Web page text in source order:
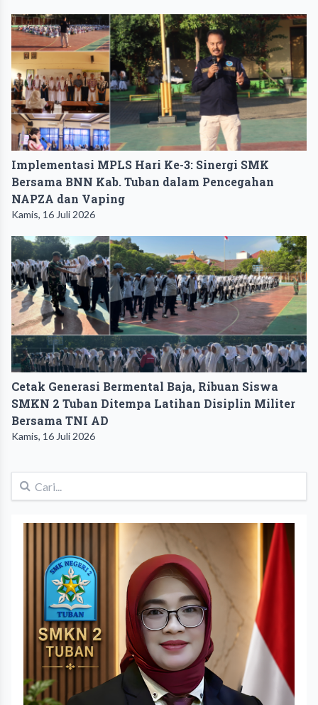
Implementasi MPLS Hari Ke-3: Sinergi SMK
Bersama BNN Kab. Tuban dalam Pencegahan
NAPZA dan Vaping
Kamis, 16 Juli 2026
Cetak Generasi Bermental Baja, Ribuan Siswa
SMKN 2 Tuban Ditempa Latihan Disiplin Militer
Bersama TNI AD
Kamis, 16 Juli 2026